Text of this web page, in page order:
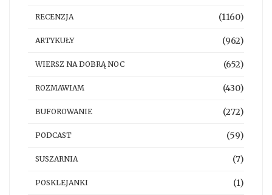
RECENZJA (1160)
ARTYKUŁY (962)
WIERSZ NA DOBRĄ NOC (652)
ROZMAWIAM (430)
BUFOROWANIE (272)
PODCAST (59)
SUSZARNIA (7)
POSKLEJANKI (1)